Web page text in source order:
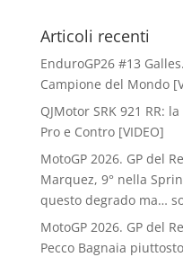
Articoli recenti
EnduroGP26 #13
Campione del Mondo
QJMotor SRK 921 RR:
Pro e Contro [VIDEO]
MotoGP 2026. GP del
Marquez, 9° nella
questo degrado ma…
MotoGP 2026. GP del
Pecco Bagnaia